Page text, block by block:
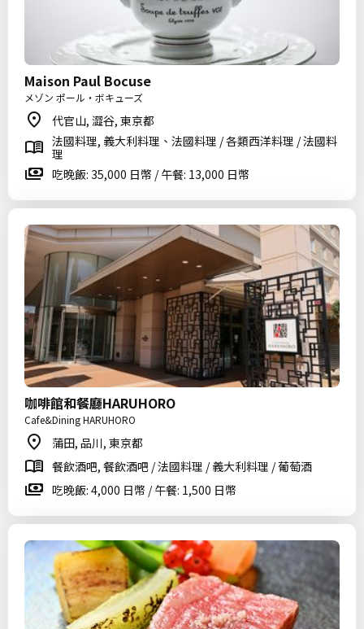
Maison Paul Bocuse
メゾン ポール・ボキューズ
代官山, 澀谷, 東京都
法國料理, 義大利料理、法國料理 / 各類西洋料理 / 法國料
理
吃晚飯: 35,000 日幣 / 午餐: 13,000 日幣
咖啡館和餐廳HARUHORO
Cafe&Dining HARUHORO
蒲田, 品川, 東京都
餐飲酒吧, 餐飲酒吧 / 法國料理 / 義大利料理 / 葡萄酒
吃晚飯: 4,000 日幣 / 午餐: 1,500 日幣